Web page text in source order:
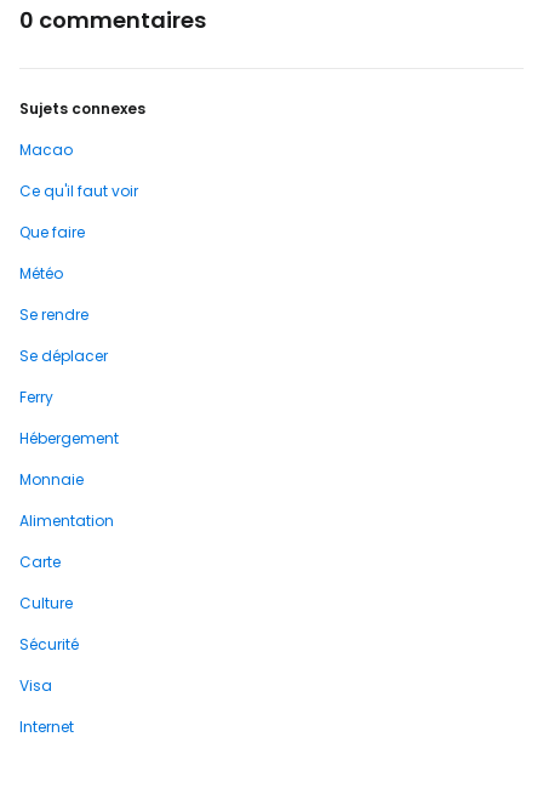
0 commentaires
Sujets connexes
Macao
Ce qu'il faut voir
Que faire
Météo
Se rendre
Se déplacer
Ferry
Hébergement
Monnaie
Alimentation
Carte
Culture
Sécurité
Visa
Internet